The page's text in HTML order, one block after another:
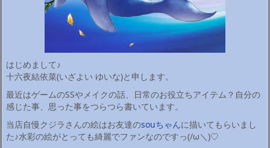
はじめまして♪
十六夜結依菜(いざよい ゆいな)と申します。
最近はゲームのSSやメイクの話、日常のお役立ちアイテム？自分の
感じた事、思った事をつらつら書いています。
当店自慢クジラさんの絵はお友達のsouちゃんに描いてもらいまし
た♪水彩の絵がとっても綺麗でファンなのですっ(/ω＼)♡